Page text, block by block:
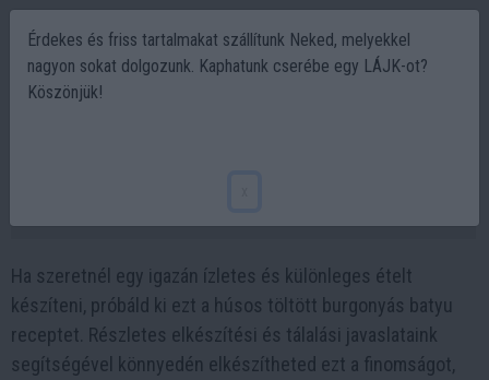
Ha szeretnél egy igazán ízletes és különleges ételt
készíteni, próbáld ki ezt a húsos töltött burgonyás batyu
receptet. Részletes elkészítési és tálalási javaslataink
segítségével könnyedén elkészítheted ezt a finomságot,
Érdekes és friss tartalmakat szállítunk Neked, melyekkel
nagyon sokat dolgozunk. Kaphatunk cserébe egy LÁJK-ot?
Köszönjük!